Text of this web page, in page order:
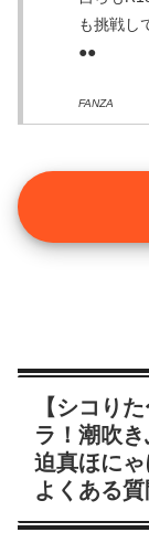
も挑戦し
●●
FANZA
【シコり
ラ！潮吹
迫真ほに
よくある質